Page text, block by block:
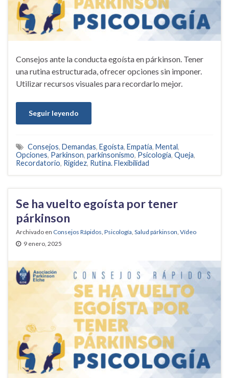
Consejos ante la conducta egoísta en párkinson. Tener
una rutina estructurada, ofrecer opciones sin imponer.
Utilizar recursos visuales para recordarlo mejor.
Seguir leyendo
Consejos, Demandas, Egoísta, Empatía, Mental,
Opciones, Parkinson, parkinsonismo, Psicología, Queja,
Recordatorio, Rigidez, Rutina. Flexibilidad
Se ha vuelto egoísta por tener
párkinson
Archivado en Consejos Rápidos, Psicología, Salud párkinson, Vídeo
9 enero, 2025